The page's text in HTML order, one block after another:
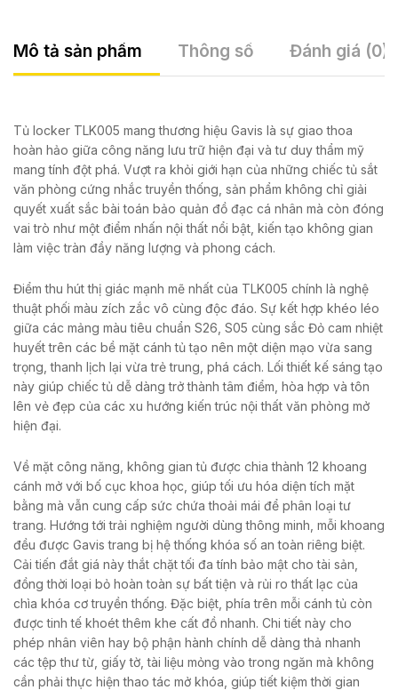
Mô tả sản phẩm Thông số Đánh giá (0)
Tủ locker TLK005 mang thương hiệu Gavis là sự giao thoa
hoàn hảo giữa công năng lưu trữ hiện đại và tư duy thẩm mỹ
mang tính đột phá. Vượt ra khỏi giới hạn của những chiếc tủ sắt
văn phòng cứng nhắc truyền thống, sản phẩm không chỉ giải
quyết xuất sắc bài toán bảo quản đồ đạc cá nhân mà còn đóng
vai trò như một điểm nhấn nội thất nổi bật, kiến tạo không gian
làm việc tràn đầy năng lượng và phong cách.
Điểm thu hút thị giác mạnh mẽ nhất của TLK005 chính là nghệ
thuật phối màu zích zắc vô cùng độc đáo. Sự kết hợp khéo léo
giữa các mảng màu tiêu chuẩn S26, S05 cùng sắc Đỏ cam nhiệt
huyết trên các bề mặt cánh tủ tạo nên một diện mạo vừa sang
trọng, thanh lịch lại vừa trẻ trung, phá cách. Lối thiết kế sáng tạo
này giúp chiếc tủ dễ dàng trở thành tâm điểm, hòa hợp và tôn
lên vẻ đẹp của các xu hướng kiến trúc nội thất văn phòng mở
hiện đại.
Về mặt công năng, không gian tủ được chia thành 12 khoang
cánh mở với bố cục khoa học, giúp tối ưu hóa diện tích mặt
bằng mà vẫn cung cấp sức chứa thoải mái để phân loại tư
trang. Hướng tới trải nghiệm người dùng thông minh, mỗi khoang
đều được Gavis trang bị hệ thống khóa số an toàn riêng biệt.
Cải tiến đắt giá này thắt chặt tối đa tính bảo mật cho tài sản,
đồng thời loại bỏ hoàn toàn sự bất tiện và rủi ro thất lạc của
chìa khóa cơ truyền thống. Đặc biệt, phía trên mỗi cánh tủ còn
được tinh tế khoét thêm khe cất đồ nhanh. Chi tiết này cho
phép nhân viên hay bộ phận hành chính dễ dàng thả nhanh
các tệp thư từ, giấy tờ, tài liệu mỏng vào trong ngăn mà không
cần phải thực hiện thao tác mở khóa, giúp tiết kiệm thời gian